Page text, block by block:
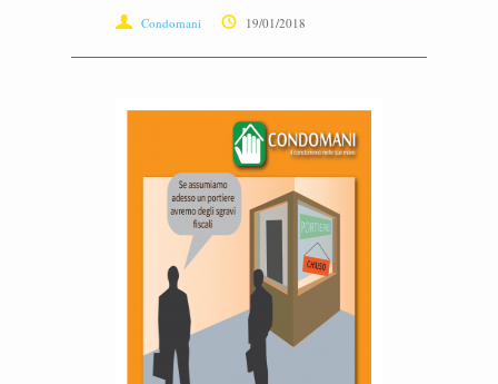
Condomani 19/01/2018